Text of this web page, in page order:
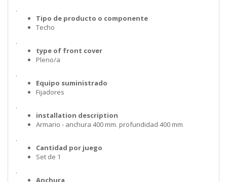
.
Tipo de producto o componente
Techo
.
type of front cover
Pleno/a
.
Equipo suministrado
Fijadores
.
installation description
Armario - anchura 400 mm. profundidad 400 mm
.
Cantidad por juego
Set de 1
.
Anchura